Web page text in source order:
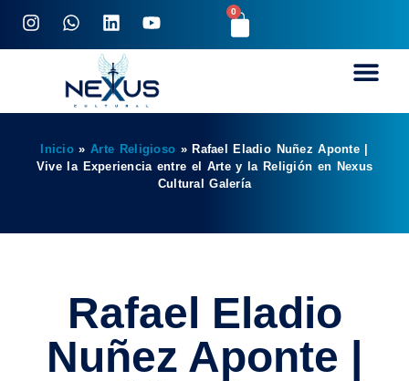
0
Inicio»Arte Religioso » Rafael Eladio Nuñez Aponte |
Vive la Experiencia entre el Arte y la Religión en Nexus
Cultural Galería
Rafael Eladio
Nuñez Aponte |